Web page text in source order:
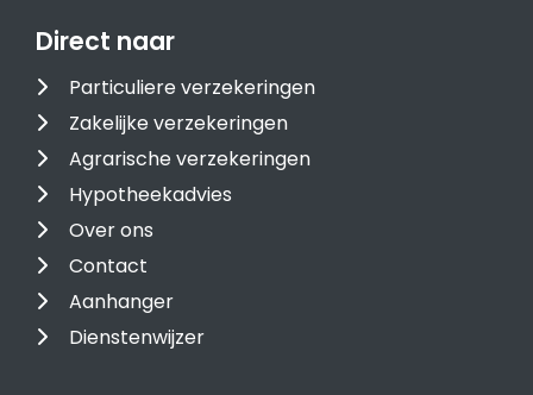
Direct naar
Particuliere verzekeringen
Zakelijke verzekeringen
Agrarische verzekeringen
Hypotheekadvies
Over ons
Contact
Aanhanger
Dienstenwijzer